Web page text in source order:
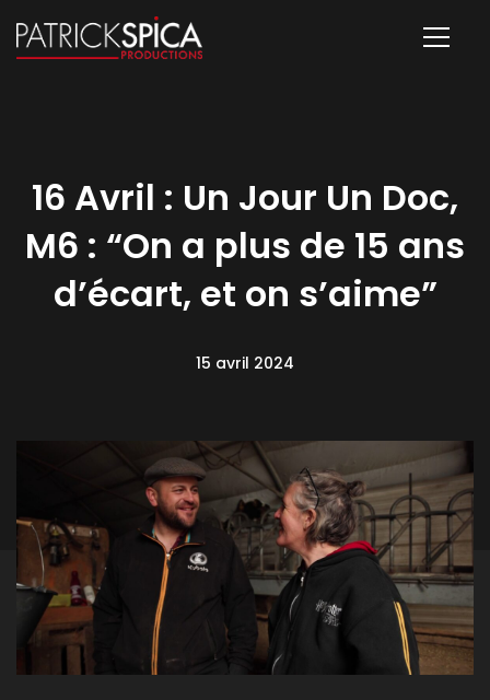
16 Avril : Un Jour Un Doc,
M6 : “On a plus de 15 ans
d’écart, et on s’aime”
15 avril 2024